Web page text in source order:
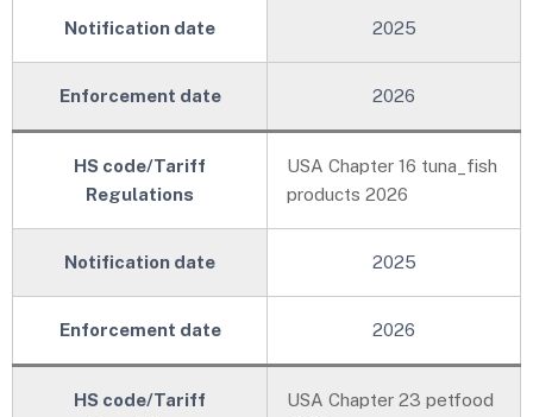
Notification date 2025
Enforcement date 2026
HS code/Tariff
Regulations
USA Chapter 16 tuna_fish
products 2026
Notification date 2025
Enforcement date 2026
HS code/Tariff
USA Chapter 23 petfood